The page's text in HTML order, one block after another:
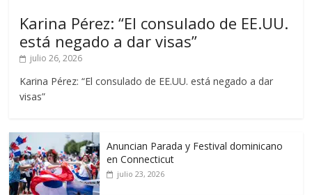
Karina Pérez: “El consulado de EE.UU.
está negado a dar visas”
julio 26, 2026
Karina Pérez: “El consulado de EE.UU. está negado a dar
visas”
Anuncian Parada y Festival dominicano
en Connecticut
julio 23, 2026